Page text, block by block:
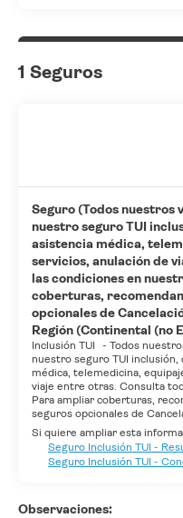
gratuitos en el vestíbulo y
servicio de transporte
1 Seguros
Seguro (Todos nuestros
nuestro seguro TUI
asistencia médica,
servicios, anulación de
las condiciones en
coberturas,
opcionales de
Región (Continental (no
Inclusión TUI - Todos
nuestro seguro TUI
médica, telemedicina,
viaje entre otras. Consulta
Para ampliar coberturas,
seguros opcionales de
Si quiere ampliar esta
Seguro Inclusión TUI -
Seguro Inclusión TUI -
Observaciones: